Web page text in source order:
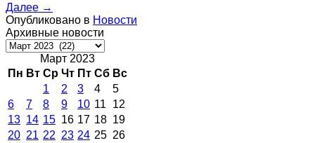
Далее →
Опубликовано в Новости
Архивные новости
Архивные
новостиМарт 2023
Пн Вт Ср Чт Пт Сб Вс
1
2 3 4
5
6
7 8 9 10 11
12
13 14 15 16 17 18 19
20 21 22 23 24 25 26